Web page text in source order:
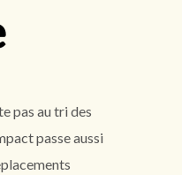
pas au tri des
passe aussi